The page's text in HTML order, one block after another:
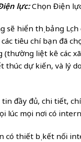
lực:Chọn Điện
sẽ hiển thị bảng
tiêu chí bạn đã
(thường liệt kê các
thúc dự kiến, và lý
tin đầy đủ, chi tiết,
lúc mọi nơi có
có thiết bị kết nối